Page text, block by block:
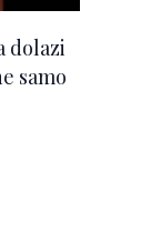
dolazi
samo